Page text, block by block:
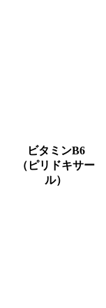
ビタミンB6
（ピリドキサー
ル）